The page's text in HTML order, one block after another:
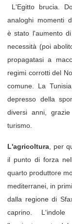
L'Egitto brucia.
analoghi momenti
è stato l'aumento
necessità (poi
propagatasi a
regimi corrotti del
comune. La
depresso della
diversi anni,
turismo.
L'agricoltura , per
il punto di forza
quarto produttore
mediterranei, in
dalla regione di
caprino.